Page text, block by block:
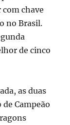
chave
no Brasil.
de cinco
as duas
Campeão